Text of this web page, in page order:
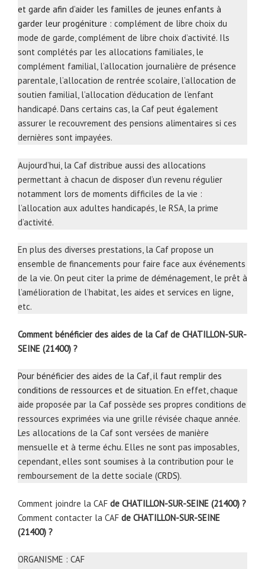
et garde afin d’aider les familles de jeunes enfants à
garder leur progéniture : complément de libre choix du
mode de garde, complément de libre choix d’activité. Ils
sont complétés par les allocations familiales, le
complément familial, l’allocation journalière de présence
parentale, l’allocation de rentrée scolaire, l’allocation de
soutien familial, l’allocation d’éducation de l’enfant
handicapé. Dans certains cas, la Caf peut également
assurer le recouvrement des pensions alimentaires si ces
dernières sont impayées.
Aujourd’hui, la Caf distribue aussi des allocations
permettant à chacun de disposer d’un revenu régulier
notamment lors de moments difficiles de la vie :
l’allocation aux adultes handicapés, le RSA, la prime
d’activité.
En plus des diverses prestations, la Caf propose un
ensemble de financements pour faire face aux événements
de la vie. On peut citer la prime de déménagement, le prêt à
l’amélioration de l’habitat, les aides et services en ligne,
etc.
Comment bénéficier des aides de la Caf de CHATILLON-SUR-
SEINE (21400) ?
Pour bénéficier des aides de la Caf, il faut remplir des
conditions de ressources et de situation. En effet, chaque
aide proposée par la Caf possède ses propres conditions de
ressources exprimées via une grille révisée chaque année.
Les allocations de la Caf sont versées de manière
mensuelle et à terme échu. Elles ne sont pas imposables,
cependant, elles sont soumises à la contribution pour le
remboursement de la dette sociale (CRDS).
Comment joindre la CAF de CHATILLON-SUR-SEINE (21400) ?
Comment contacter la CAF de CHATILLON-SUR-SEINE
(21400) ?
ORGANISME : CAF